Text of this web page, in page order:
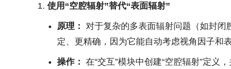
使用“空腔辐射”替代“表面辐射”
原理： 对于复杂的多表面辐射问题（如封闭
定、更精确，因为它能自动考虑视角因子和
操作： 在“交互”模块中创建“空腔辐射”定义